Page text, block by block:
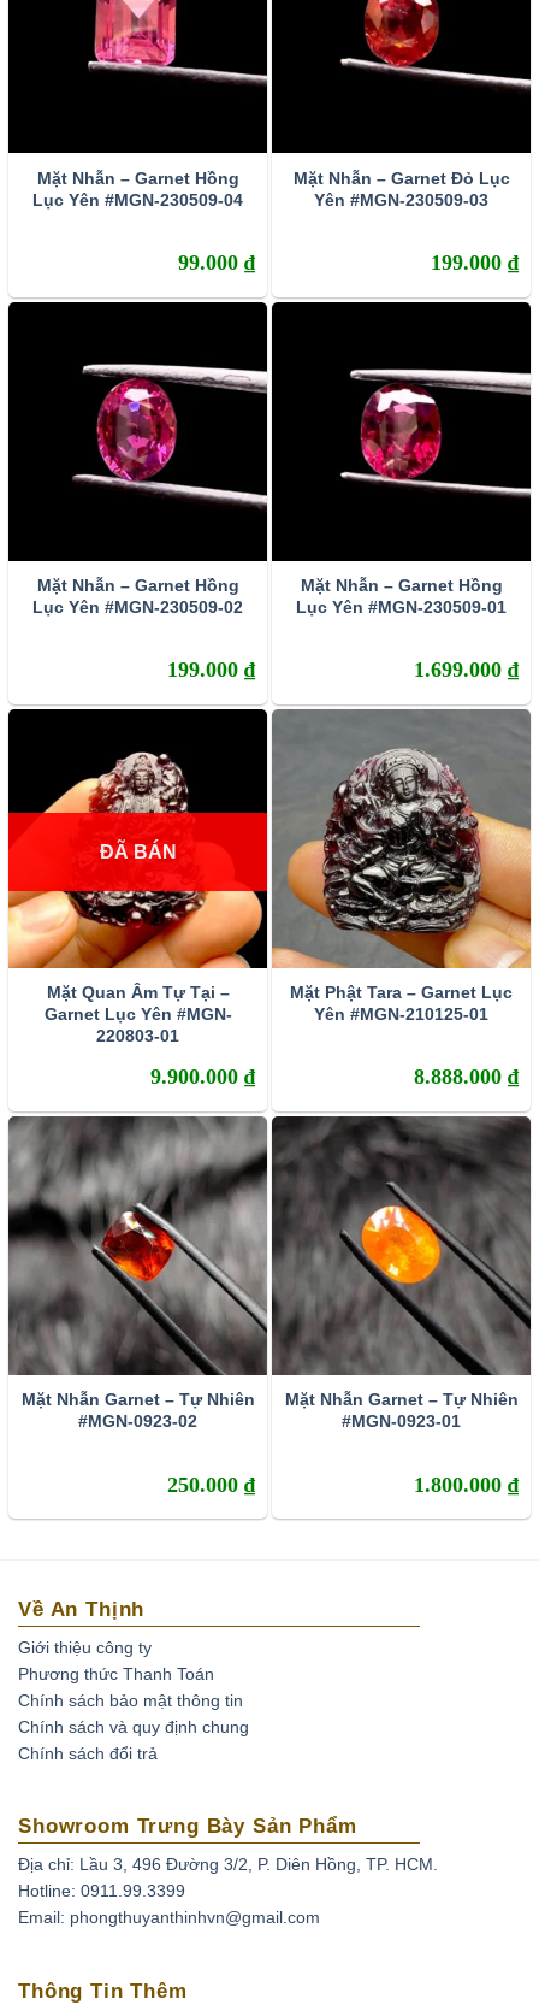
Mặt Nhẫn – Garnet Hồng
Lục Yên #MGN-230509-04
99.000 ₫
Mặt Nhẫn – Garnet Đỏ Lục
Yên #MGN-230509-03
199.000 ₫
Mặt Nhẫn – Garnet Hồng
Lục Yên #MGN-230509-02
199.000 ₫
Mặt Nhẫn – Garnet Hồng
Lục Yên #MGN-230509-01
1.699.000 ₫
ĐÃ BÁN
Mặt Quan Âm Tự Tại –
Garnet Lục Yên #MGN-
220803-01
9.900.000 ₫
Mặt Phật Tara – Garnet Lục
Yên #MGN-210125-01
8.888.000 ₫
Mặt Nhẫn Garnet – Tự Nhiên
#MGN-0923-02
250.000 ₫
Mặt Nhẫn Garnet – Tự Nhiên
#MGN-0923-01
1.800.000 ₫
Về An Thịnh
Giới thiệu công ty
Phương thức Thanh Toán
Chính sách bảo mật thông tin
Chính sách và quy định chung
Chính sách đổi trả
Showroom Trưng Bày Sản Phẩm
Địa chỉ: Lầu 3, 496 Đường 3/2, P. Diên Hồng, TP. HCM.
Hotline: 0911.99.3399
Email: phongthuyanthinhvn@gmail.com
Thông Tin Thêm